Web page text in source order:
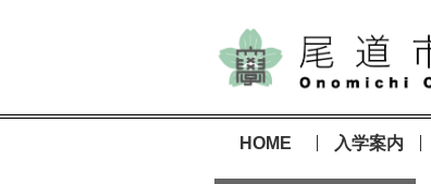
HOME 入学案内